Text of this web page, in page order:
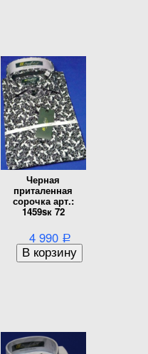
Черная
приталенная
сорочка арт.:
1459sк 72
4 990 Р